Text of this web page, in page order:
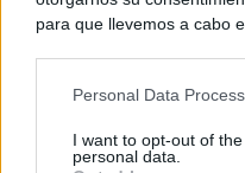
para que llevemos a cabo
negar su consentimiento.
de su consentimiento,
Personal Data
I want to opt-out of
personal data.